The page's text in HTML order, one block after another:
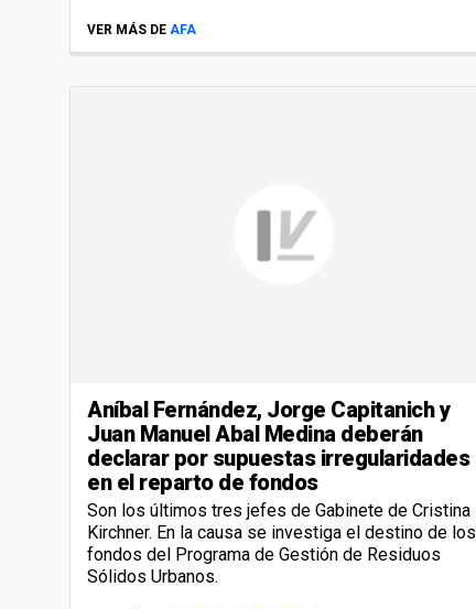
VER MÁS DE AFA
Aníbal Fernández, Jorge Capitanich y
Juan Manuel Abal Medina deberán
declarar por supuestas irregularidades
en el reparto de fondos
Son los últimos tres jefes de Gabinete de Cristina
Kirchner. En la causa se investiga el destino de los
fondos del Programa de Gestión de Residuos
Sólidos Urbanos.